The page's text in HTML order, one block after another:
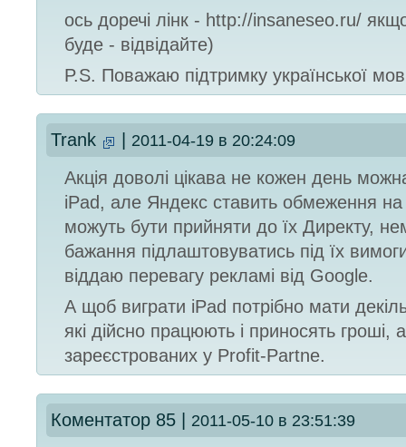
ось доречі лінк - http://insaneseo.ru/
буде - відвідайте)
P.S. Поважаю підтримку української
Trank 2011-04-19 в 20:24:09
Акція доволі цікава не кожен день
iPad, але Яндекс ставить обмеження на
можуть бути прийняти до їх Директу,
бажання підлаштовуватись під їх
віддаю перевагу рекламі від Google.
А щоб виграти iPad потрібно мати
які дійсно працюють і приносять гроші,
зареєстрованих у Profit-Partne.
Коментатор 85 2011-05-10 в 23:51:39